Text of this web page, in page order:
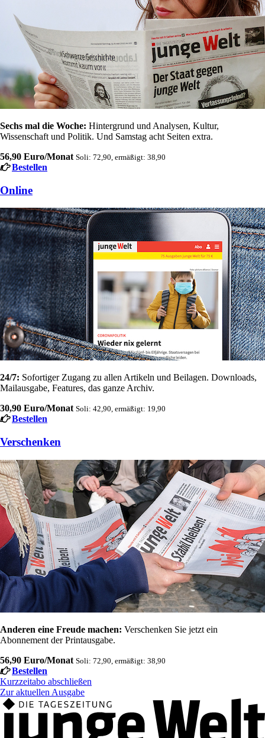
Sechs mal die Woche: Hintergrund und Analysen, Kultur,
Wissenschaft und Politik. Und Samstag acht Seiten extra.
56,90 Euro/Monat Soli: 72,90, ermäßigt: 38,90
Bestellen
Online
24/7: Sofortiger Zugang zu allen Artikeln und Beilagen. Downloads,
Mailausgabe, Features, das ganze Archiv.
30,90 Euro/Monat Soli: 42,90, ermäßigt: 19,90
Bestellen
Verschenken
Anderen eine Freude machen: Verschenken Sie jetzt ein
Abonnement der Printausgabe.
56,90 Euro/Monat Soli: 72,90, ermäßigt: 38,90
Bestellen
Kurzzeitabo abschließen
Zur aktuellen Ausgabe